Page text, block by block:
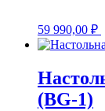
59 990,00 ₽
(BG-1)